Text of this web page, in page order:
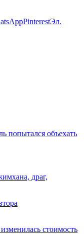
PinterestЭл.
попытался объехать
драг,
стоимость